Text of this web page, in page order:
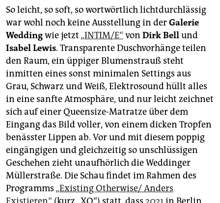
So leicht, so soft, so wortwörtlich lichtdurchlässig
war wohl noch keine Ausstellung in derGalerie
Weddingwie jetzt „INTIM/E“ von Dirk Bellund
Isabel Lewis. Transparente Duschvorhänge teilen
den Raum, ein üppiger Blumenstrauß steht
inmitten eines sonst minimalen Settings aus
Grau, Schwarz und Weiß, Elektrosound hüllt alles
in eine sanfte Atmosphäre, und nur leicht zeichnet
sich auf einer Queensize-Matratze über dem
Eingang das Bild voller, von einem dicken Tropfen
benässter Lippen ab. Vor und mit diesem poppig
eingängigen und gleichzeitig so unschlüssigen
Geschehen zieht unaufhörlich die Weddinger
Müllerstraße. Die Schau findet im Rahmen des
Programms „Existing Otherwise/ Anders